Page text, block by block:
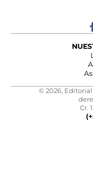
© 2026, Editorial
Cr.